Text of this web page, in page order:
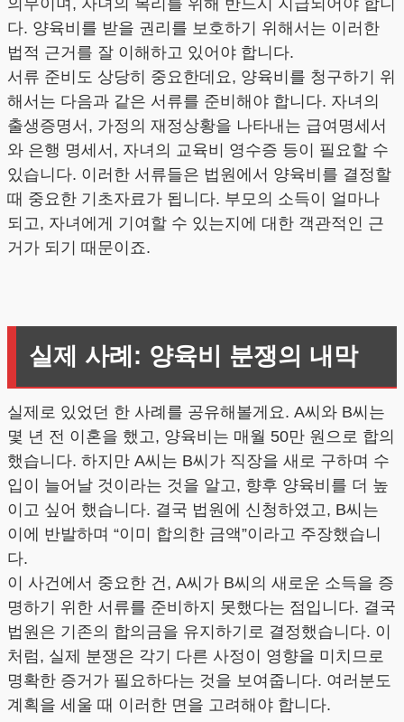
다. 양육비를 받을 권리를 보호하기 위해서는 이러한
법적 근거를 잘 이해하고 있어야 합니다.
서류 준비도 상당히 중요한데요, 양육비를 청구하기 위
해서는 다음과 같은 서류를 준비해야 합니다. 자녀의
출생증명서, 가정의 재정상황을 나타내는 급여명세서
와 은행 명세서, 자녀의 교육비 영수증 등이 필요할 수
있습니다. 이러한 서류들은 법원에서 양육비를 결정할
때 중요한 기초자료가 됩니다. 부모의 소득이 얼마나
되고, 자녀에게 기여할 수 있는지에 대한 객관적인 근
거가 되기 때문이죠.
실제 사례: 양육비 분쟁의 내막
실제로 있었던 한 사례를 공유해볼게요. A씨와 B씨는
몇 년 전 이혼을 했고, 양육비는 매월 50만 원으로 합의
했습니다. 하지만 A씨는 B씨가 직장을 새로 구하며 수
입이 늘어날 것이라는 것을 알고, 향후 양육비를 더 높
이고 싶어 했습니다. 결국 법원에 신청하였고, B씨는
이에 반발하며 “이미 합의한 금액”이라고 주장했습니
다.
이 사건에서 중요한 건, A씨가 B씨의 새로운 소득을 증
명하기 위한 서류를 준비하지 못했다는 점입니다. 결국
법원은 기존의 합의금을 유지하기로 결정했습니다. 이
처럼, 실제 분쟁은 각기 다른 사정이 영향을 미치므로
명확한 증거가 필요하다는 것을 보여줍니다. 여러분도
계획을 세울 때 이러한 면을 고려해야 합니다.